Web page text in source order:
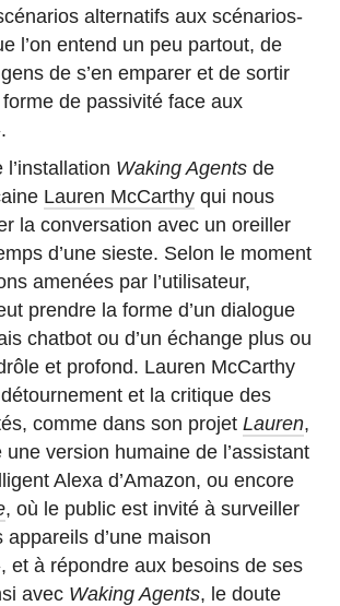
alternatifs aux scénarios-
l’on entend un peu partout, de
de s’en emparer et de sortir
forme de passivité face aux
l’installation Waking Agents de
Lauren McCarthy qui nous
la conversation avec un oreiller
d’une sieste. Selon le moment
amenées par l’utilisateur,
prendre la forme d’un dialogue
chatbot ou d’un échange plus ou
et profond. Lauren McCarthy
et la critique des
comme dans son projetLauren,
version humaine de l’assistant
Alexa d’Amazon, ou encore
, où le public est invité à surveiller
d’une maison
et à répondre aux besoins de ses
avec Waking Agents, le doute